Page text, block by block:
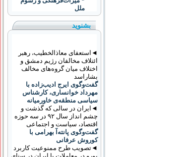
ملل
بشنوید
◄استعفای معاذالخطیب، رهبر
ائتلاف مخالفان رژیم دمشق و
اختلاف میان گروه‌های مخالف
بشاراسد
گفت‌وگوی ایرج ادیب‌زاده با
مهرداد خوانساری، کارشناس
سیاسی منطقه‌ی خاورمیانه
◄ایران در سالی که گذشت و
چشم انداز سال ۹۲ در سه حوزه
اقتصاد، سیاست و اجتماعی
گفت‌وگوی پانته‌آ بهرامی با
کوروش عرفانی
◄تصویب طرح ممنوعیت کاربرد